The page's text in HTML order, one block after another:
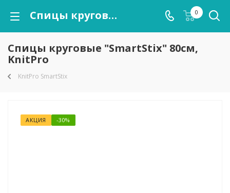
Спицы круговые "SmartStix" 80см, KnitPro 0
Спицы круговые "SmartStix" 80см,
KnitPro
KnitPro SmartStix
АКЦИЯ -30%